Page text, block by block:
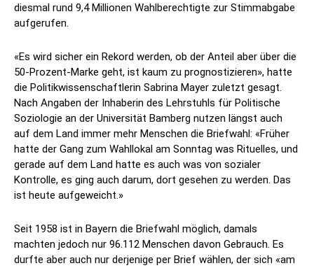
diesmal rund 9,4 Millionen Wahlberechtigte zur Stimmabgabe
aufgerufen.
«Es wird sicher ein Rekord werden, ob der Anteil aber über die
50-Prozent-Marke geht, ist kaum zu prognostizieren», hatte
die Politikwissenschaftlerin Sabrina Mayer zuletzt gesagt.
Nach Angaben der Inhaberin des Lehrstuhls für Politische
Soziologie an der Universität Bamberg nutzen längst auch
auf dem Land immer mehr Menschen die Briefwahl: «Früher
hatte der Gang zum Wahllokal am Sonntag was Rituelles, und
gerade auf dem Land hatte es auch was von sozialer
Kontrolle, es ging auch darum, dort gesehen zu werden. Das
ist heute aufgeweicht.»
Seit 1958 ist in Bayern die Briefwahl möglich, damals
machten jedoch nur 96.112 Menschen davon Gebrauch. Es
durfte aber auch nur derjenige per Brief wählen, der sich «am